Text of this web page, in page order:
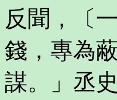
反聞，〔
錢，專為
謀。」丞